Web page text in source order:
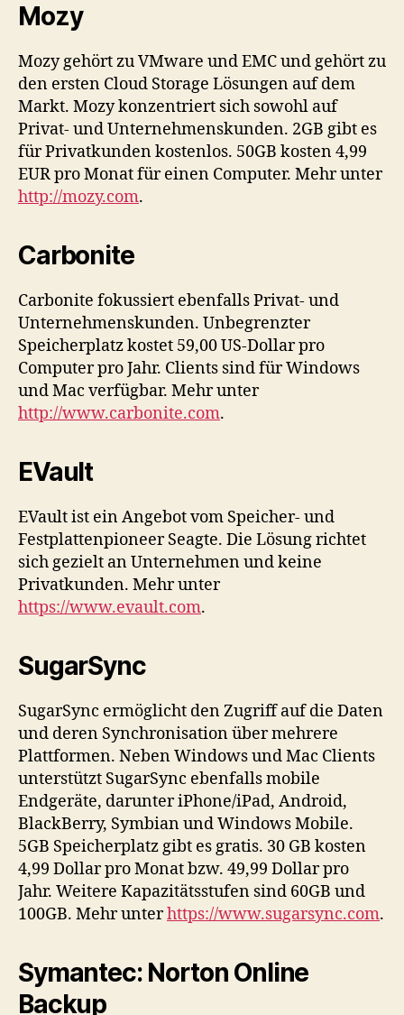
Mozy
Mozy gehört zu VMware und EMC und gehört zu
den ersten Cloud Storage Lösungen auf dem
Markt. Mozy konzentriert sich sowohl auf
Privat- und Unternehmenskunden. 2GB gibt es
für Privatkunden kostenlos. 50GB kosten 4,99
EUR pro Monat für einen Computer. Mehr unter
http://mozy.com.
Carbonite
Carbonite fokussiert ebenfalls Privat- und
Unternehmenskunden. Unbegrenzter
Speicherplatz kostet 59,00 US-Dollar pro
Computer pro Jahr. Clients sind für Windows
und Mac verfügbar. Mehr unter
http://www.carbonite.com.
EVault
EVault ist ein Angebot vom Speicher- und
Festplattenpioneer Seagte. Die Lösung richtet
sich gezielt an Unternehmen und keine
Privatkunden. Mehr unter
https://www.evault.com.
SugarSync
SugarSync ermöglicht den Zugriff auf die Daten
und deren Synchronisation über mehrere
Plattformen. Neben Windows und Mac Clients
unterstützt SugarSync ebenfalls mobile
Endgeräte, darunter iPhone/iPad, Android,
BlackBerry, Symbian und Windows Mobile.
5GB Speicherplatz gibt es gratis. 30 GB kosten
4,99 Dollar pro Monat bzw. 49,99 Dollar pro
Jahr. Weitere Kapazitätsstufen sind 60GB und
100GB. Mehr unterhttps://www.sugarsync.com.
Symantec: Norton Online
Backup